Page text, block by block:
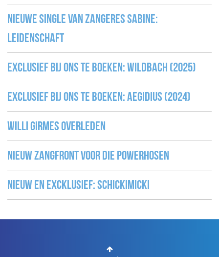
Nieuwe single van zangeres Sabine:
Leidenschaft
Exclusief bij ons te boeken: WILDBACH (2025)
Exclusief bij ons te boeken: Aegidius (2024)
Willi Girmes overleden
Nieuw Zangfront voor Die Powerhosen
Nieuw en excklusief: Schickimicki